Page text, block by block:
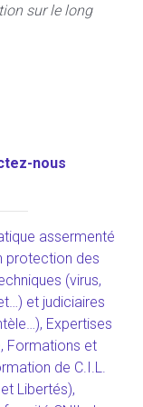
sur le long
nous